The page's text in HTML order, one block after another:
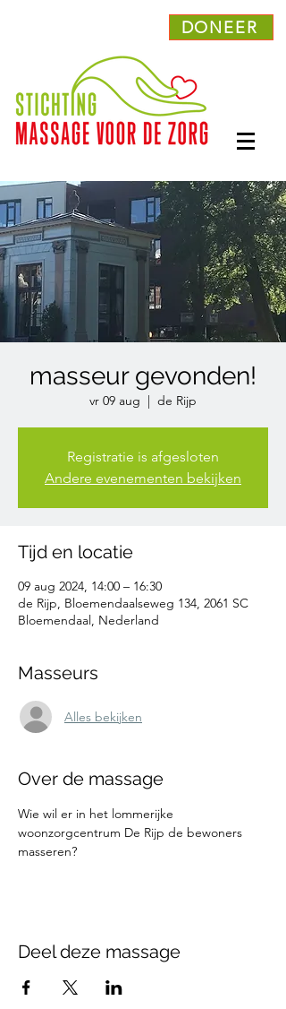
DONEER
masseur gevonden!
vr 09 aug
  |
de Rijp
Registratie is afgesloten
Andere evenementen bekijken
Tijd en locatie
09 aug 2024, 14:00 – 16:30
de Rijp, Bloemendaalseweg 134, 2061 SC
Bloemendaal, Nederland
Masseurs
Alles bekijken
Over de massage
Wie wil er in het lommerijke
woonzorgcentrum De Rijp de bewoners
masseren?
Deel deze massage